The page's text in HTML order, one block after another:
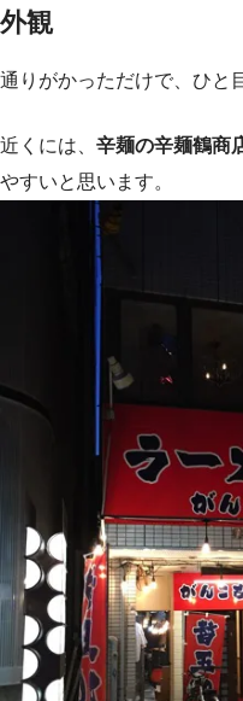
外観
通りがかっただけで、ひと
近くには、 辛麺の辛麺鶴商
やすいと思います。